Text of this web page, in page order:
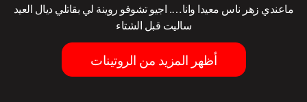
ماعندي زهر ناس معيدا وانا…. اجيو تشوفو روينة لي بقاتلي ديال العيد
ساليت قبل الشتاء
أظهر المزيد من الروتينات